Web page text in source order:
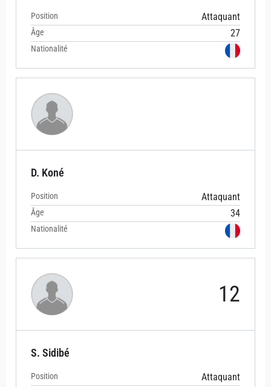
Position Attaquant
Âge 27
Nationalité
D. Koné
Position Attaquant
Âge 34
Nationalité
12
S. Sidibé
Position Attaquant